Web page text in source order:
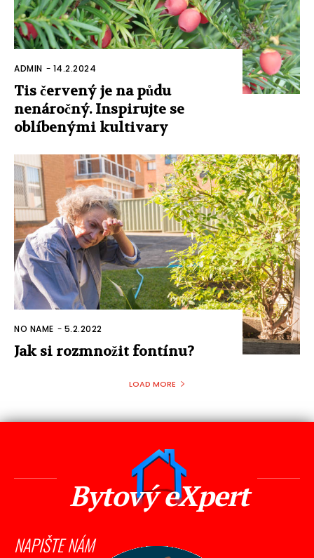
ADMIN - 14.2.2024
Tis červený je na půdu
nenáročný. Inspirujte se
oblíbenými kultivary
NO NAME - 5.2.2022
Jak si rozmnožit fontínu?
LOAD MORE
Bytový eXpert
NAPIŠTE NÁM